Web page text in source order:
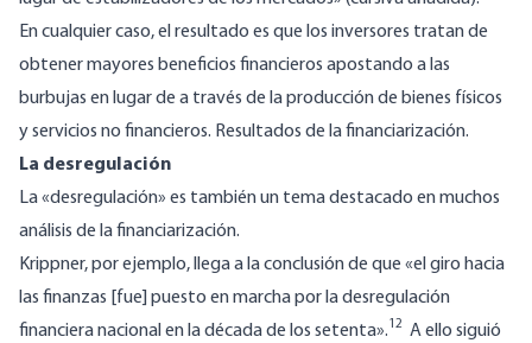
En cualquier caso, el resultado es que los inversores tratan de
obtener mayores beneficios financieros apostando a las
burbujas en lugar de a través de la producción de bienes físicos
y servicios no financieros. Resultados de la financiarización.
La desregulación
La «desregulación» es también un tema destacado en muchos
análisis de la financiarización.
Krippner, por ejemplo, llega a la conclusión de que «el giro hacia
las finanzas [fue] puesto en marcha por la desregulación
financiera nacional en la década de los setenta».12 A ello siguió